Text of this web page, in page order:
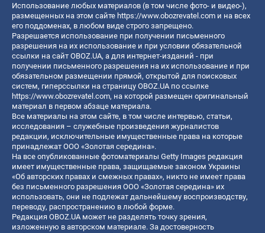
Использование любых материалов (в том числе фото- и видео-),
размещенных на этом сайте https://www.obozrevatel.com и на всех
его поддоменах, в любом виде строго запрещено.
Разрешается использование при получении письменного
разрешения на их использование и при условии обязательной
ссылки на сайт OBOZ.UA, а для интернет-изданий - при
получении письменного разрешения на их использование и при
обязательном размещении прямой, открытой для поисковых
систем, гиперссылки на страницу OBOZ.UA по ссылке
https://www.obozrevatel.com, на которой размещен оригинальный
материал в первом абзаце материала.
Все материалы на этом сайте, в том числе интервью, статьи,
исследования – служебные произведения журналистов
редакции, исключительные имущественные права на которые
принадлежат ООО «Золотая середина».
На все опубликованные фотоматериалы Getty Images редакция
имеет имущественные права, защищаемые законом Украины
«Об авторских правах и смежных правах», никто не имеет права
без письменного разрешения ООО «Золотая середина» их
использовать, они не подлежат дальнейшему воспроизводству,
переводу, распространению в любой форме.
Редакция OBOZ.UA может не разделять точку зрения,
изложенную в авторском материале. За достоверность